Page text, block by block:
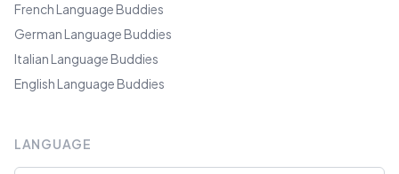
French Language Buddies
German Language Buddies
Italian Language Buddies
English Language Buddies
LANGUAGE